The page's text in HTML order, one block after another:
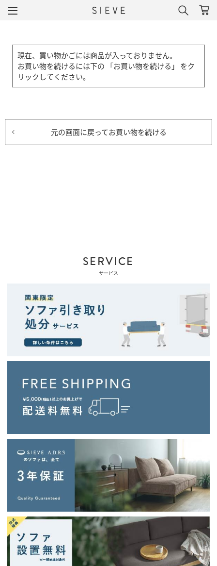
現在、買い物かごには商品が入っておりません。
お買い物を続けるには下の 「お買い物を続ける」 をク
リックしてください。
元の画面に戻ってお買い物を続ける
SERVICE
サービス